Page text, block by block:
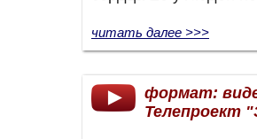
читать далее >>>
формат:
Телепроект